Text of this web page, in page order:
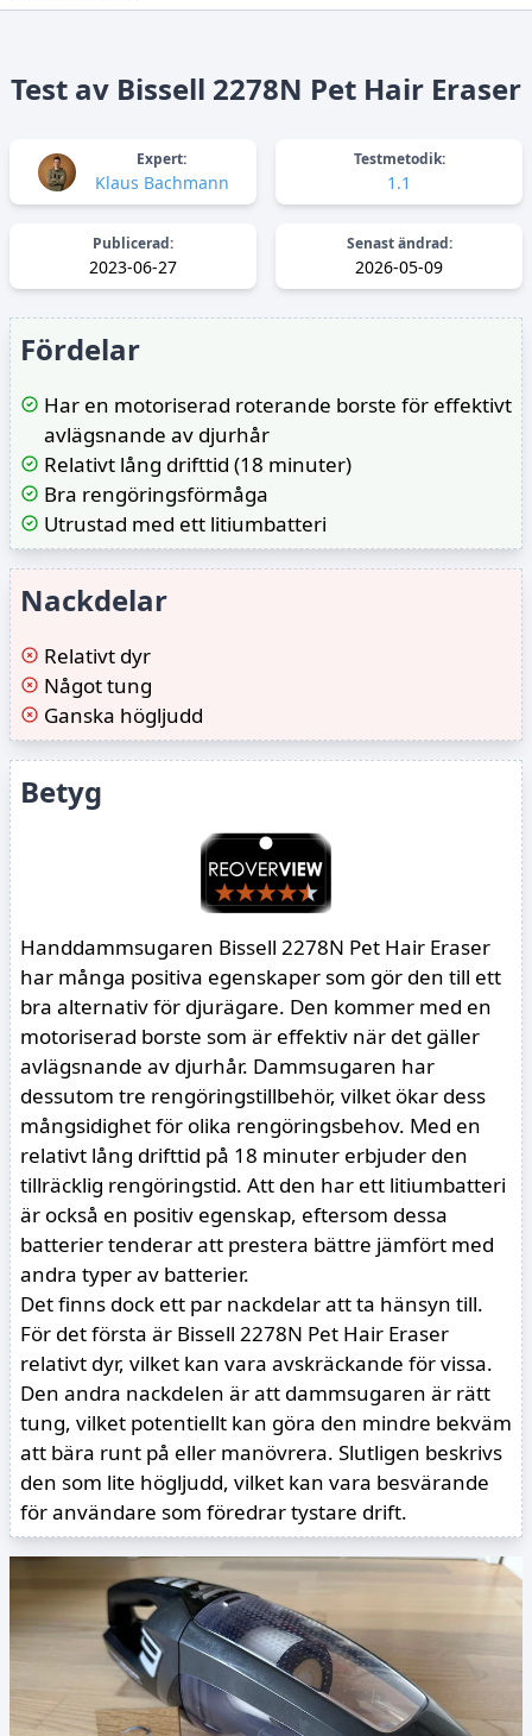
BAUHAUS 1 426 kr Till butik
Avengo 1 498 kr
inkClub
+0 kr frakt
Megashop 1 500 kr
+29 kr frakt
inky
Furniturebox
Trademax 1 531 kr
1 599 kr
+0 kr frakt
Kjell & Company 1 599 kr Till butik
Tingstad 1 830 kr
+99 kr frakt
Test av Bissell 2278N Pet Hair Eraser
Expert:
Klaus Bachmann
Testmetodik:
1.1
Publicerad:
2023-06-27
Senast ändrad:
2026-05-09
Fördelar
Har en motoriserad roterande borste för effektivt
avlägsnande av djurhår
Relativt lång drifttid (18 minuter)
Bra rengöringsförmåga
Utrustad med ett litiumbatteri
Nackdelar
Relativt dyr
Något tung
Ganska högljudd
Betyg
Handdammsugaren Bissell 2278N Pet Hair Eraser
har många positiva egenskaper som gör den till ett
bra alternativ för djurägare. Den kommer med en
motoriserad borste som är effektiv när det gäller
avlägsnande av djurhår. Dammsugaren har
dessutom tre rengöringstillbehör, vilket ökar dess
mångsidighet för olika rengöringsbehov. Med en
relativt lång drifttid på 18 minuter erbjuder den
tillräcklig rengöringstid. Att den har ett litiumbatteri
är också en positiv egenskap, eftersom dessa
batterier tenderar att prestera bättre jämfört med
andra typer av batterier.
Det finns dock ett par nackdelar att ta hänsyn till.
För det första är Bissell 2278N Pet Hair Eraser
relativt dyr, vilket kan vara avskräckande för vissa.
Den andra nackdelen är att dammsugaren är rätt
tung, vilket potentiellt kan göra den mindre bekväm
att bära runt på eller manövrera. Slutligen beskrivs
den som lite högljudd, vilket kan vara besvärande
för användare som föredrar tystare drift.